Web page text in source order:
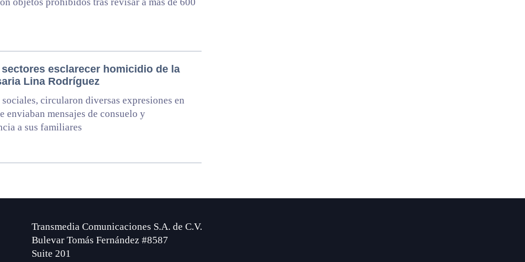
esclarecer homicidio de la
Lina Rodríguez
sociales, circularon diversas expresiones en
enviaban mensajes de consuelo y
a sus familiares
Transmedia Comunicaciones S.A. de C.V.
Bulevar Tomás Fernández #8587
Suite 201